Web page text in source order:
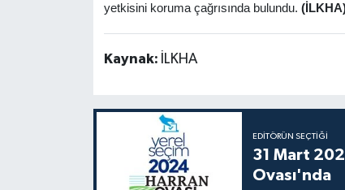
yetkisini koruma çağrısında bulundu.
Kaynak: İLKHA
EDITÖRÜN SEÇTIĞI
31 Mart
Ovası'nda